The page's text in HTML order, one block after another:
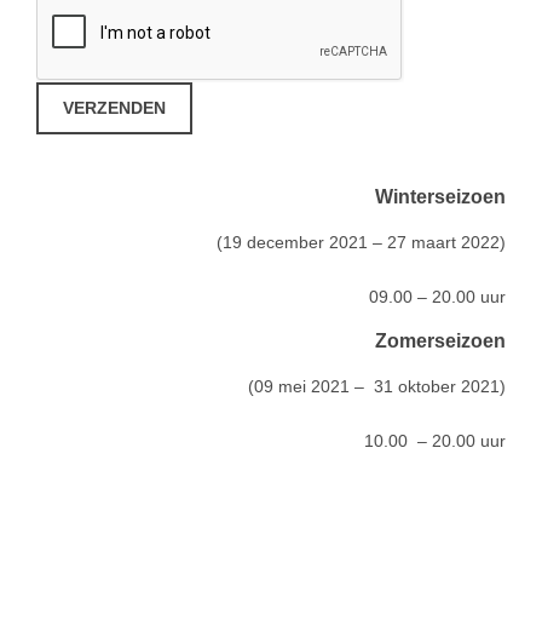
Winterseizoen
(19 december 2021 – 27 maart 2022)
09.00 – 20.00 uur
Zomerseizoen
(09 mei 2021 – 31 oktober 2021)
10.00 – 20.00 uur